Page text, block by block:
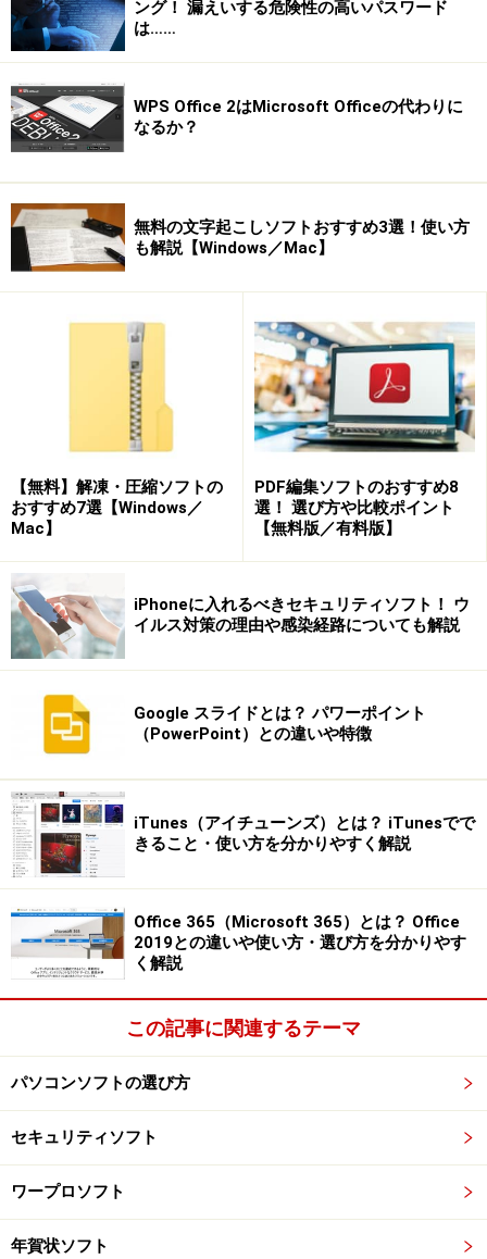
されたら閉じます
５）保存先を開きます。（デスクトップに保存した人
は、デスクトップを見ます。マイドキュメントに保存し
た人は、マイドキュメントを開きます）
６）ダウンロードした名前のアイコンを探します。フォ
ルダになっていますね。それをダブルクリックします
７）ワードのアイコンでファイルが表示されました。ダ
ブルクリックして開きましょう
８）ダウンロードしたカードがでてきました。
次のページで カードにメッセージを入れて完成 しましょ
う
※記事内容は執筆時点のものです。最新の内容をご確認くださ
い。
※OSやアプリ、ソフトのバージョンによっては画面表示、操作方
1/2 次のページへ
ング！ 漏えいする危険性の高いパスワード
は……
WPS Office 2はMicrosoft Officeの代わりに
なるか？
無料の文字起こしソフトおすすめ3選！使い方
も解説【Windows／Mac】
【無料】解凍・圧縮ソフトの
おすすめ7選【Windows／
Mac】
PDF編集ソフトのおすすめ8
選！ 選び方や比較ポイント
【無料版／有料版】
iPhoneに入れるべきセキュリティソフト！ ウ
イルス対策の理由や感染経路についても解説
Google スライドとは？ パワーポイント
（PowerPoint）との違いや特徴
iTunes（アイチューンズ）とは？ iTunesでで
きること・使い方を分かりやすく解説
Office 365（Microsoft 365）とは？ Office
2019との違いや使い方・選び方を分かりやす
く解説
この記事に関連するテーマ
パソコンソフトの選び方
セキュリティソフト
ワープロソフト
年賀状ソフト